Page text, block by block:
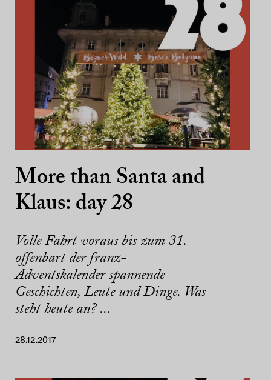
More than Santa and
Klaus: day 28
Volle Fahrt voraus bis zum 31.
offenbart der franz-
Adventskalender spannende
Geschichten, Leute und Dinge. Was
steht heute an? ...
28.12.2017